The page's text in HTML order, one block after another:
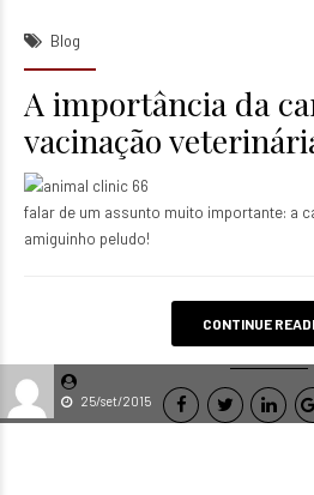
25/set/2015
Blog
A importância da
vacinação
falar de um assunto muito importante: a
amiguinho peludo!
CONTINUE